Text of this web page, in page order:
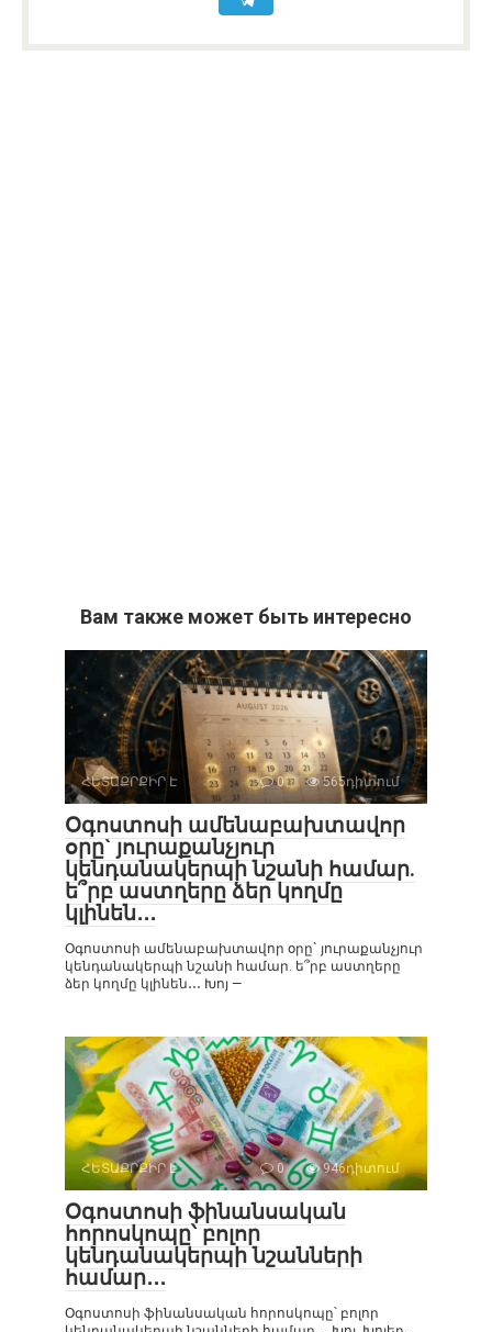
Вам также может быть интересно
ՀԵՏԱՔՐՔԻՐ Է 0 565դիտում
Օգոստոսի ամենաբախտավոր
օրը` յուրաքանչյուր
կենդանակերպի նշանի համար.
ե՞րբ աստղերը ձեր կողմը
կլինեն․․․
Օգոստոսի ամենաբախտավոր օրը` յուրաքանչյուր
կենդանակերպի նշանի համար. ե՞րբ աստղերը
ձեր կողմը կլինեն․․․ Խոյ —
ՀԵՏԱՔՐՔԻՐ Է 0 946դիտում
Օգոստոսի ֆինանսական
հորոսկոպը՝ բոլոր
կենդանակերպի նշանների
համար․․․
Օգոստոսի ֆինանսական հորոսկոպը՝ բոլոր